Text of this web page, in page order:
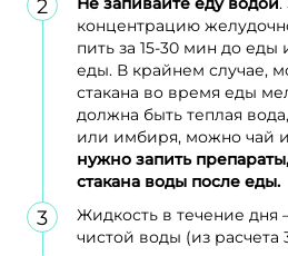
концентрацию
пить за 15-30 мин до еды
еды. В крайнем случае,
стакана во время еды
должна быть теплая
или имбиря, можно чай
нужно запить
стакана воды после еды.
Жидкость в течение дня
чистой воды (из расчета